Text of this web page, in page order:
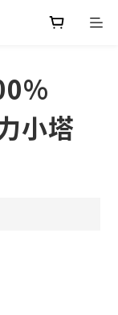
小塔